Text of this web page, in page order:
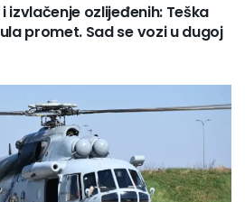
izvlačenje ozlijeđenih: Teška
promet. Sad se vozi u dugoj